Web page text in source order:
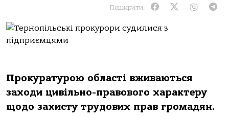
Поширити:
Прокуратурою області вживаються
заходи цивільно-правового характеру
щодо захисту трудових прав громадян.